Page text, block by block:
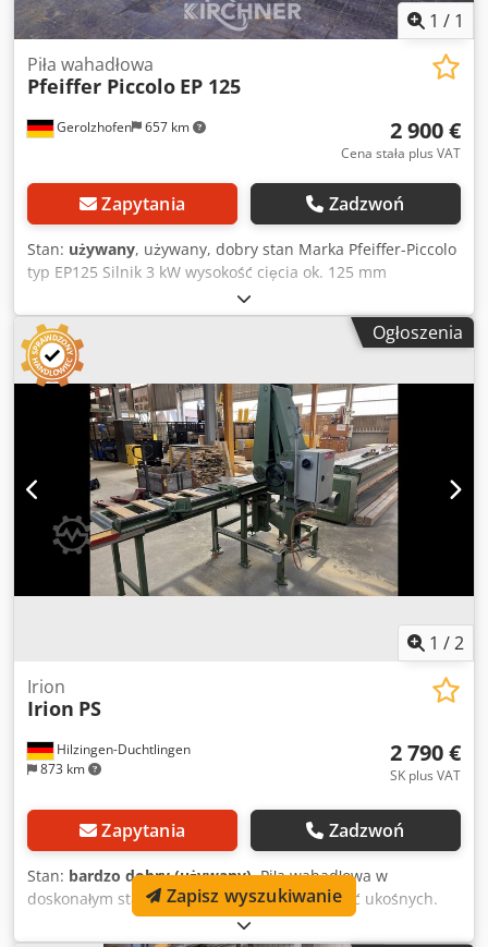
1 / 1
Gerolzhofen 657 km
Piła wahadłowa
Pfeiffer Piccolo EP 125
2 900 €
Cena stała plus VAT
Zapytania Zadzwoń
Stan: używany, używany, dobry stan Marka Pfeiffer-Piccolo
typ EP125 Silnik 3 kW wysokość cięcia ok. 125 mm
szerokość cięcia ok. 700 mm średnica ostrza ok. 450 mm
Dedpevwfgrjfx Ah Dock Długość stołu rolkowego prawego
ok. 2300 mm Długość stołu rolkowego po lewej stronie ok.
3500 mm z klapką zatrzymującą Wymagana przestrzeń: ok.
600 mm x 800 mm x 1800 mm Miejsce składowania 97447
Gerolzhofen, bezpłatnie załadowane, rozpakowane
Przekazanie w stanie obecnym, jak po sprawdzeniu, bez
gwarancji i rękojmi
Ogłoszenia
1 /2
Hilzingen-Duchtlingen
873 km
Irion
Irion PS
2 790 €
SK plus VAT
Zapytania Zadzwoń
Stan: bardzo dobry (używany), Piła wahadłowa w
doskonałym stanie, agregat odchylany do cięć ukośnych.
Dcsdeyw Rdbepfx Ah Djk
Zapisz wyszukiwanie